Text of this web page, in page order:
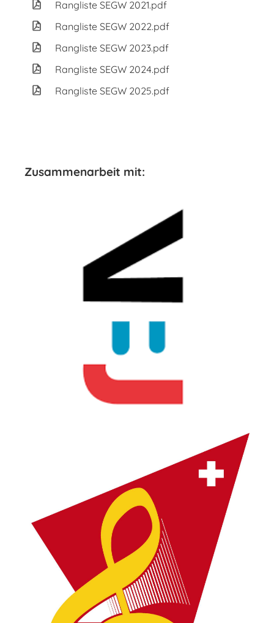
Rangliste SEGW 2021.pdf
Rangliste SEGW 2022.pdf
Rangliste SEGW 2023.pdf
Rangliste SEGW 2024.pdf
Rangliste SEGW 2025.pdf
Zusammenarbeit mit: